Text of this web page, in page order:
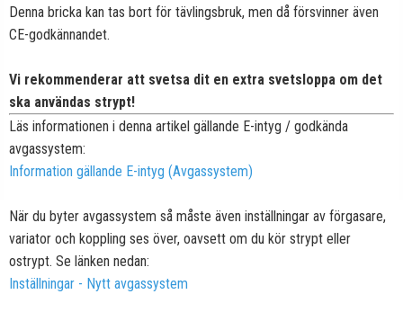
Denna bricka kan tas bort för tävlingsbruk, men då försvinner även
CE-godkännandet.
Vi rekommenderar att svetsa dit en extra svetsloppa om det
ska användas strypt!
Läs informationen i denna artikel gällande E-intyg / godkända
avgassystem:
Information gällande E-intyg (Avgassystem)
När du byter avgassystem så måste även inställningar av förgasare,
variator och koppling ses över, oavsett om du kör strypt eller
ostrypt. Se länken nedan:
Inställningar - Nytt avgassystem